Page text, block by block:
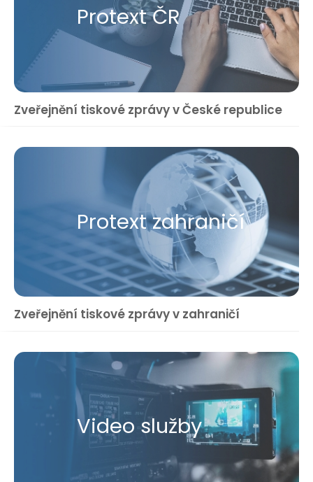
Protext ČR
Zveřejnění tiskové zprávy v České republice
Protext zahraničí
Zveřejnění tiskové zprávy v zahraničí
Video služby